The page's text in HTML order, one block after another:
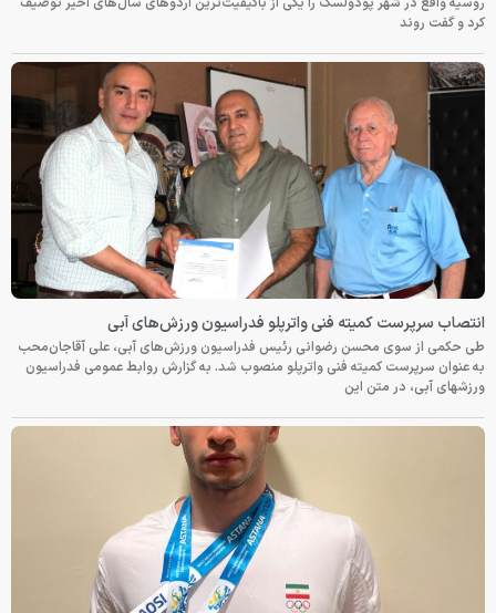
کرد و گفت روند
انتصاب سرپرست کمیته فنی واترپلو فدراسیون ورزش‌های آبی
طی حکمی از سوی محسن رضوانی رئیس فدراسیون ورزش‌های آبی، علی آقاجان‌محب
به عنوان سرپرست کمیته فنی واترپلو منصوب شد. به گزارش روابط عمومی فدراسیون
ورزشهای آبی، در متن این